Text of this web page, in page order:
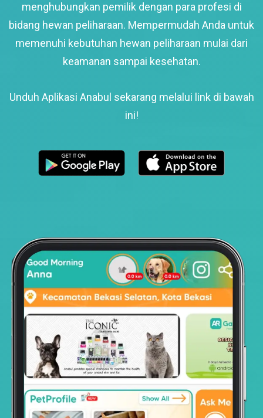
menghubungkan pemilik dengan para profesi di
bidang hewan peliharaan. Mempermudah Anda untuk
memenuhi kebutuhan hewan peliharaan mulai dari
keamanan sampai kesehatan.
Unduh Aplikasi Anabul sekarang melalui link di bawah
ini!